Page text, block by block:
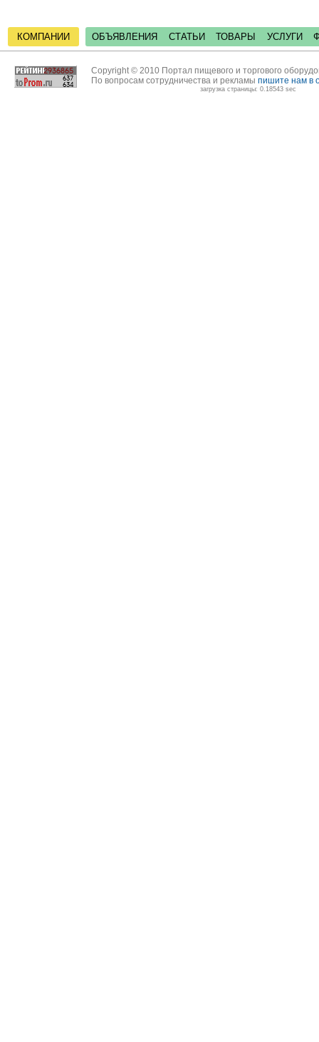
КОМПАНИИ ОБЪЯВЛЕНИЯ СТАТЬИ ТОВАРЫ УСЛУГИ
Copyright © 2010 Портал пищевого и торгового
По вопросам сотрудничества и рекламы пишите нам в
загрузка страницы: 0.18543 sec